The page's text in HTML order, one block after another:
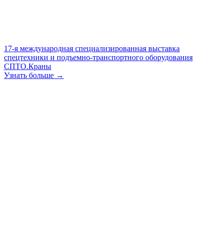
17-я международная специализированная выставка
спецтехники и подъемно-транспортного оборудования
СПТО.Краны
Узнать больше →